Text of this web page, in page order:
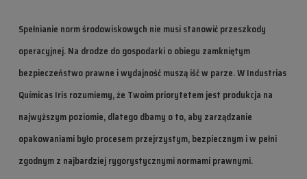
Spełnianie norm środowiskowych nie musi stanowić przeszkody
operacyjnej. Na drodze do gospodarki o obiegu zamkniętym
bezpieczeństwo prawne i wydajność muszą iść w parze. W Industrias
Químicas Iris rozumiemy, że Twoim priorytetem jest produkcja na
najwyższym poziomie, dlatego dbamy o to, aby zarządzanie
opakowaniami było procesem przejrzystym, bezpiecznym i w pełni
zgodnym z najbardziej rygorystycznymi normami prawnymi.